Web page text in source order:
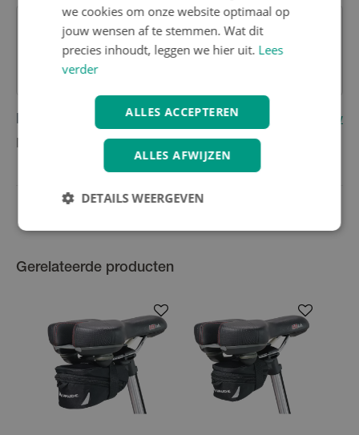
Heb je nog vragen over dit product?
Contacteer onze klantenservice
Reviews Schrijf eerste review
Nog geen reviews
Gerelateerde producten
we cookies om onze website optimaal op
jouw wensen af te stemmen. Wat dit
precies inhoudt, leggen we hier uit. Lees
verder
ALLES ACCEPTEREN
ALLES AFWIJZEN
DETAILS WEERGEVEN